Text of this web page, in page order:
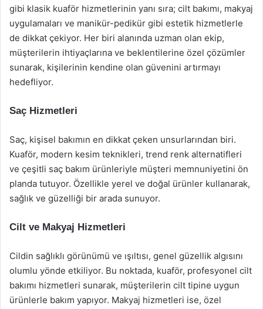
gibi klasik kuaför hizmetlerinin yanı sıra; cilt bakımı, makyaj
uygulamaları ve manikür-pedikür gibi estetik hizmetlerle
de dikkat çekiyor. Her biri alanında uzman olan ekip,
müşterilerin ihtiyaçlarına ve beklentilerine özel çözümler
sunarak, kişilerinin kendine olan güvenini artırmayı
hedefliyor.
Saç Hizmetleri
Saç, kişisel bakımın en dikkat çeken unsurlarından biri.
Kuaför, modern kesim teknikleri, trend renk alternatifleri
ve çeşitli saç bakım ürünleriyle müşteri memnuniyetini ön
planda tutuyor. Özellikle yerel ve doğal ürünler kullanarak,
sağlık ve güzelliği bir arada sunuyor.
Cilt ve Makyaj Hizmetleri
Cildin sağlıklı görünümü ve ışıltısı, genel güzellik algısını
olumlu yönde etkiliyor. Bu noktada, kuaför, profesyonel cilt
bakımı hizmetleri sunarak, müşterilerin cilt tipine uygun
ürünlerle bakım yapıyor. Makyaj hizmetleri ise, özel